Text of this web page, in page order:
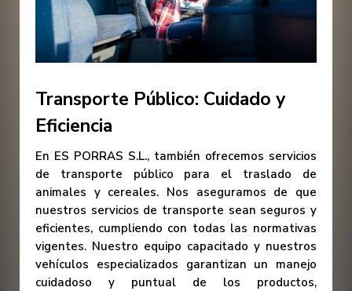
Transporte Público: Cuidado y
Eficiencia
En ES PORRAS S.L., también ofrecemos servicios
de transporte público para el traslado de
animales y cereales. Nos aseguramos de que
nuestros servicios de transporte sean seguros y
eficientes, cumpliendo con todas las normativas
vigentes. Nuestro equipo capacitado y nuestros
vehículos especializados garantizan un manejo
cuidadoso y puntual de los productos,